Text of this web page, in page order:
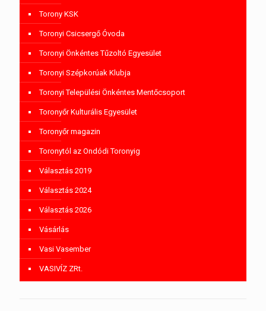
Torony KSK
Toronyi Csicsergő Óvoda
Toronyi Önkéntes Tűzoltó Egyesület
Toronyi Szépkorúak Klubja
Toronyi Települési Önkéntes Mentőcsoport
Toronyőr Kulturális Egyesület
Toronyőr magazin
Toronytól az Ondódi Toronyig
Választás 2019
Választás 2024
Választás 2026
Vásárlás
Vasi Vasember
VASIVÍZ ZRt.